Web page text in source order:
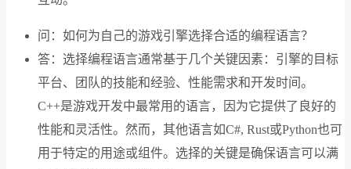
问：如何为自己的游戏引擎选择合适的编程语言？
答：选择编程语言通常基于几个关键因素：引擎的目标
平台、团队的技能和经验、性能需求和开发时间。
C++是游戏开发中最常用的语言，因为它提供了良好的
性能和灵活性。然而，其他语言如C#, Rust或Python也可
用于特定的用途或组件。选择的关键是确保语言可以满